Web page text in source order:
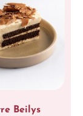
Beilys